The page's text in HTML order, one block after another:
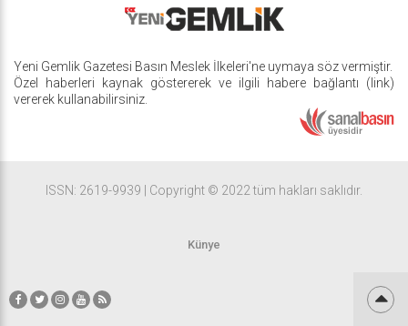
Yeni Gemlik Gazetesi Basın Meslek İlkeleri'ne uymaya söz vermiştir.
Özel haberleri kaynak göstererek ve ilgili habere bağlantı (link)
vererek kullanabilirsiniz.
ISSN: 2619-9939 | Copyright © 2022 tüm hakları saklıdır.
Künye